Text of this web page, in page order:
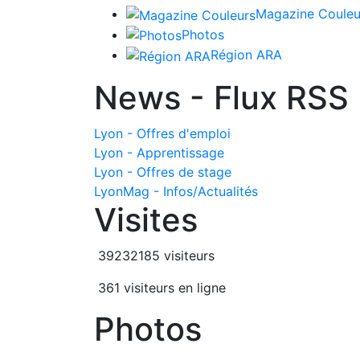
Magazine
Photos
Région ARA
News - Flux RSS
Lyon - Offres d'emploi
Lyon - Apprentissage
Lyon - Offres de stage
LyonMag - Infos/Actualités
Visites
39232185 visiteurs
361 visiteurs en ligne
Photos